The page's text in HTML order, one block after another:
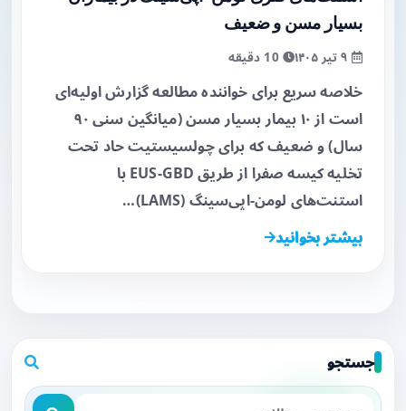
بسیار مسن و ضعیف
10 دقیقه
خلاصه سریع برای خواننده مطالعه گزارش اولیه‌ای
است از ۱۰ بیمار بسیار مسن (میانگین سنی ۹۰
سال) و ضعیف که برای چولسیستیت حاد تحت
تخلیه کیسه صفرا از طریق EUS-GBD با
استنت‌های لومن-اپی‌سینگ (LAMS)…
بیشتر بخوانید
جستجو